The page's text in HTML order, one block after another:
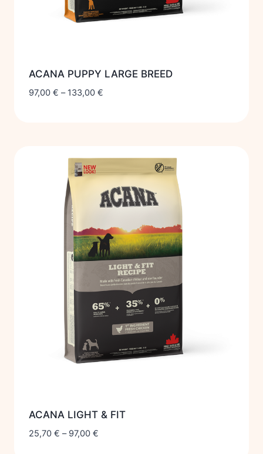
ACANA PUPPY LARGE BREED
97,00 € – 133,00 €
ACANA LIGHT & FIT
25,70 € – 97,00 €